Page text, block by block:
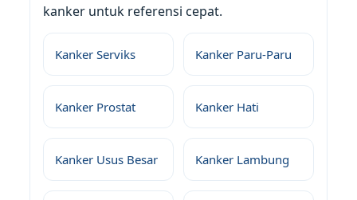
kanker untuk referensi cepat.
Kanker Serviks Kanker Paru-Paru
Kanker Prostat Kanker Hati
Kanker Usus Besar Kanker Lambung